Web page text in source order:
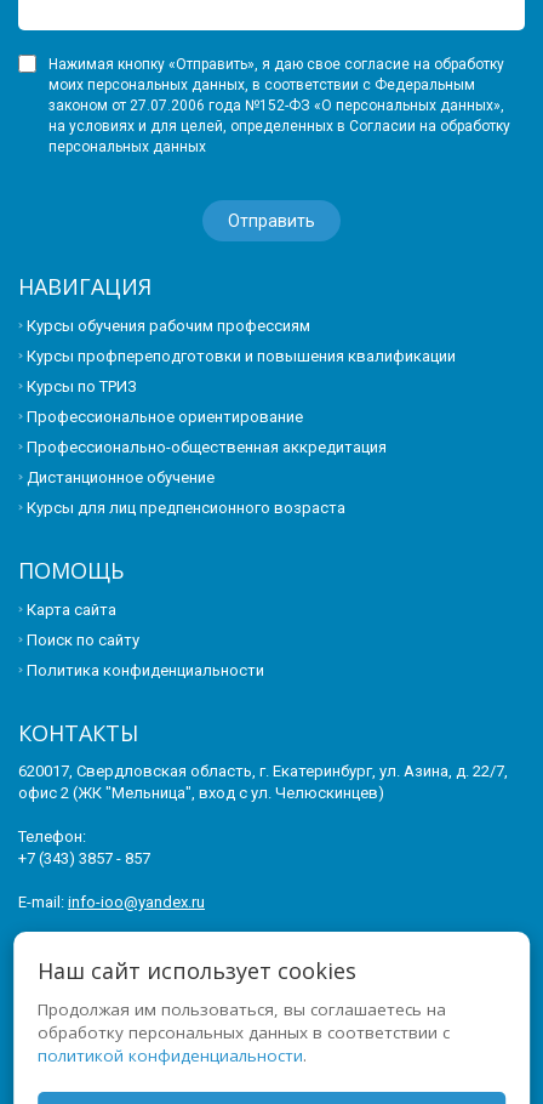
Нажимая кнопку «Отправить», я даю свое согласие на обработку
моих персональных данных, в соответствии с Федеральным
законом от 27.07.2006 года №152-ФЗ «О персональных данных»,
на условиях и для целей, определенных в Согласии на обработку
персональных данных
НАВИГАЦИЯ
Курсы обучения рабочим профессиям
Курсы профпереподготовки и повышения квалификации
Курсы по ТРИЗ
Профессиональное ориентирование
Профессионально-общественная аккредитация
Дистанционное обучение
Курсы для лиц предпенсионного возраста
ПОМОЩЬ
Карта сайта
Поиск по сайту
Политика конфиденциальности
КОНТАКТЫ
620017, Свердловская область, г. Екатеринбург, ул. Азина, д. 22/7,
офис 2 (ЖК "Мельница", вход с ул. Челюскинцев)
Телефон:
+7 (343) 3857 - 857
E-mail: info-ioo@yandex.ru
ПРАВА ЗАЩИЩЕНЫ.
МЫ В СОЦСЕТЯХ
Наш сайт использует cookies
Продолжая им пользоваться, вы соглашаетесь на
обработку персональных данных в соответствии с
политикой конфиденциальности.